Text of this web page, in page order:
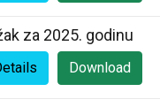
za 2025. godinu
Download